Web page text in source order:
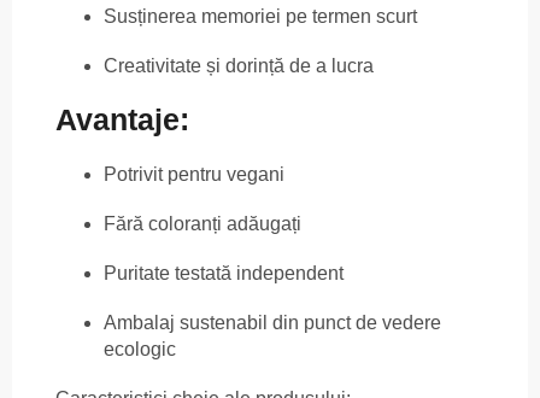
Susținerea memoriei pe termen scurt
Creativitate și dorință de a lucra
Avantaje:
Potrivit pentru vegani
Fără coloranți adăugați
Puritate testată independent
Ambalaj sustenabil din punct de vedere
ecologic